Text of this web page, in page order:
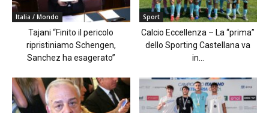
Italia / Mondo
Tajani “Finito il pericolo
ripristiniamo Schengen,
Sanchez ha esagerato”
Sport
Calcio Eccellenza – La “prima”
dello Sporting Castellana va
in...